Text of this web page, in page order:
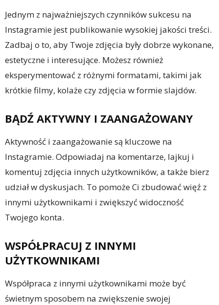
Jednym z najważniejszych czynników sukcesu na
Instagramie jest publikowanie wysokiej jakości treści.
Zadbaj o to, aby Twoje zdjęcia były dobrze wykonane,
estetyczne i interesujące. Możesz również
eksperymentować z różnymi formatami, takimi jak
krótkie filmy, kolaże czy zdjęcia w formie slajdów.
BĄDŹ AKTYWNY I ZAANGAŻOWANY
Aktywność i zaangażowanie są kluczowe na
Instagramie. Odpowiadaj na komentarze, lajkuj i
komentuj zdjęcia innych użytkowników, a także bierz
udział w dyskusjach. To pomoże Ci zbudować więź z
innymi użytkownikami i zwiększyć widoczność
Twojego konta.
WSPÓŁPRACUJ Z INNYMI
UŻYTKOWNIKAMI
Współpraca z innymi użytkownikami może być
świetnym sposobem na zwiększenie swojej